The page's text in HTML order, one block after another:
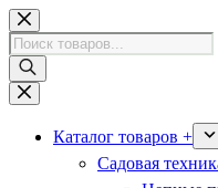
Перейти
к
сути
Поиск
товаров
Каталог товаров +
Садовая